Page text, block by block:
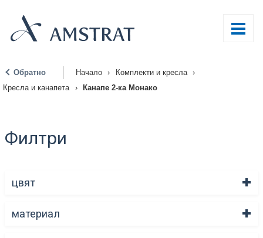
Обратно Начало › Комплекти и кресла
›
Кресла и канапета
› Канапе 2-ка Монако
Филтри
цвят
материал